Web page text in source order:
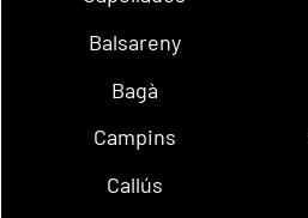
Balsareny
Bagà
Campins
Callús